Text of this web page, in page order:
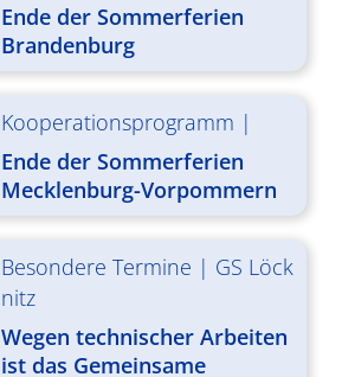
u
n
g
e
n
S
c
A
c
h
Ende der Sommerferien
Brandenburg
Kooperationsprogramm |
Ende der Sommerferien
Mecklenburg-Vorpommern
Besondere Termine | GS Löck
nitz
Wegen technischer Arbeiten
ist das Gemeinsame